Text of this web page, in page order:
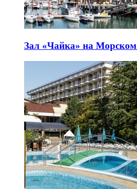
Зал «Чайка» на Морском